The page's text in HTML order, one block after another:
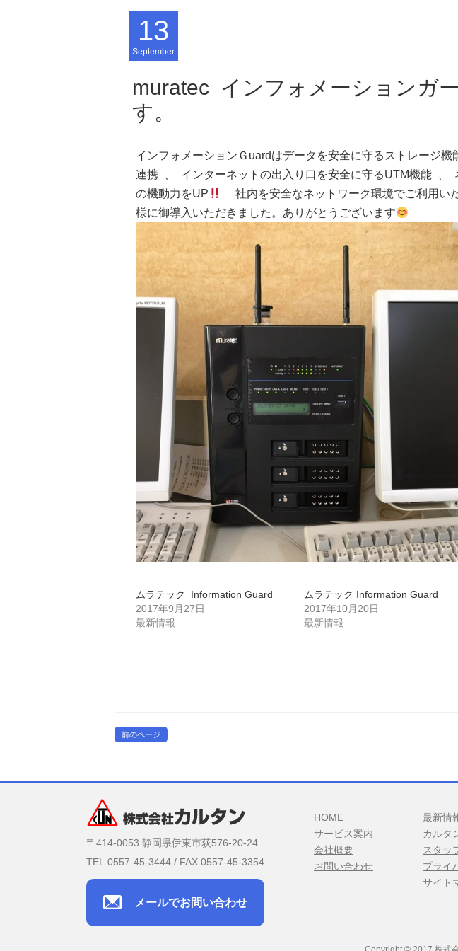
13
September
muratec インフォメーションガ
す。
インフォメーションＧuardはデータを安全に守るストレージ
連携 、 インターネットの出入り口を安全に守るUTM機能 、
の機動力をUP
社内を安全なネットワーク環境でご利用い
様に御導入いただきました。ありがとうございます
ムラテック Information Guard
2017年9月27日
最新情報
ムラテック Information Guard
2017年10月20日
最新情報
前のページ
〒414-0053 静岡県伊東市荻576-20-24
TEL.0557-45-3444 / FAX.0557-45-3354
メールでお問い合わせ
HOME
サービス案内
会社概要
お問い合わせ
最新情
カルタ
スタッ
プライ
サイト